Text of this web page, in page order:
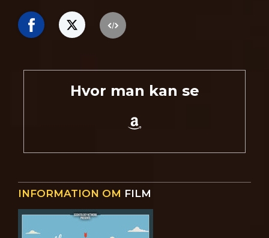
Hvor man kan se
INFORMATION OM FILM